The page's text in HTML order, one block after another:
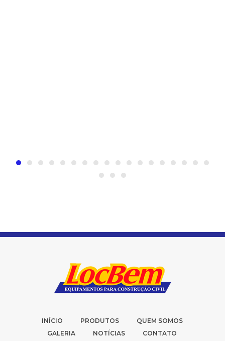
INÍCIO PRODUTOS
QUEM SOMOS
GALERIA
NOTÍCIAS CONTATO